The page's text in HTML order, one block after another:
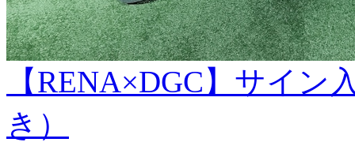
【RENA×DGC】サイ
き）